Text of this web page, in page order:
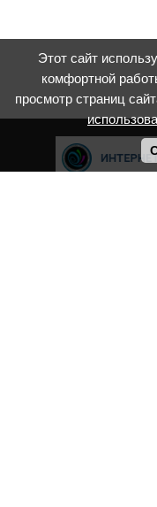
Этот сайт
комфортной
просмотр страниц